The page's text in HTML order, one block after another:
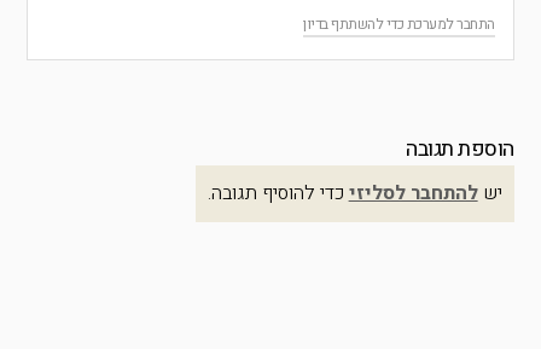
התחבר למערכת כדי להשתתף בדיון
הוספת תגובה
ישלהתחבר לסליזיכדי להוסיף תגובה.